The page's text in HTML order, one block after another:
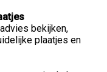
bekijken,
plaatjes en